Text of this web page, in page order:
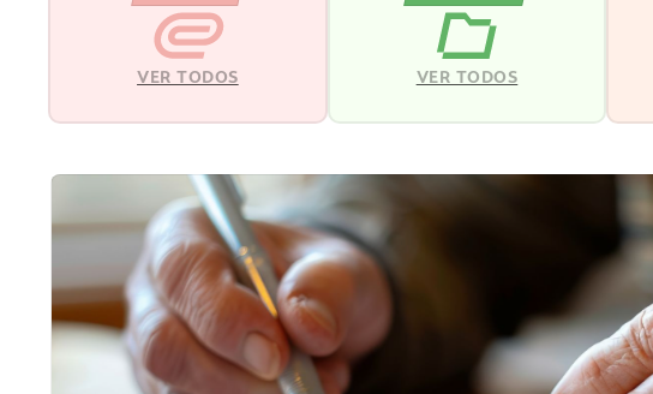
VER TODOS VER TODOS